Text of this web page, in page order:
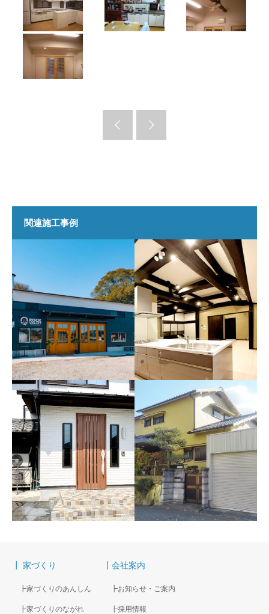
関連施工事例
神戸市 石窯pizzaと肉料
理 ROCK VALLEY
神戸市
神戸市北区 Y様邸リフォ
ーム
2022年 6月 神戸市北区
┃ 家づくり
┣家づくりのあんしん
┣家づくりのながれ
┃会社案内
┣お知らせ・ご案内
┣採用情報